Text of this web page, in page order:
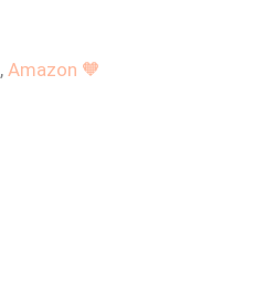
, Amazon 🧡